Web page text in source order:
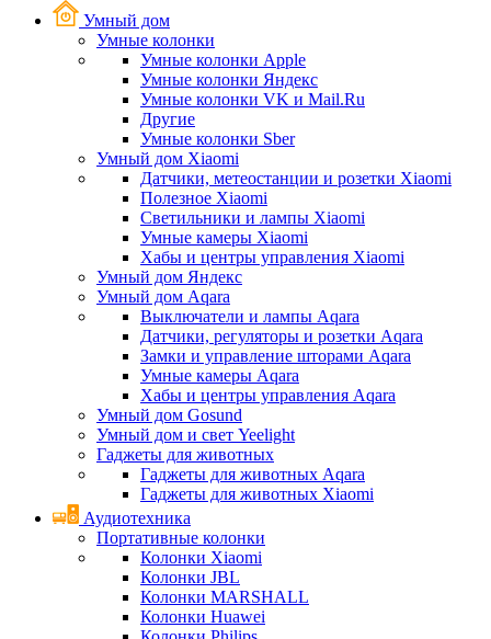
Умный дом
Умные колонки
Умные колонки Apple
Умные колонки Яндекс
Умные колонки VK и Mail.Ru
Другие
Умные колонки Sber
Умный дом Xiaomi
Датчики, метеостанции и розетки Xiaomi
Полезное Xiaomi
Светильники и лампы Xiaomi
Умные камеры Xiaomi
Хабы и центры управления Xiaomi
Умный дом Яндекс
Умный дом Aqara
Выключатели и лампы Aqara
Датчики, регуляторы и розетки Aqara
Замки и управление шторами Aqara
Умные камеры Aqara
Хабы и центры управления Aqara
Умный дом Gosund
Умный дом и свет Yeelight
Гаджеты для животных
Гаджеты для животных Aqara
Гаджеты для животных Xiaomi
Аудиотехника
Портативные колонки
Колонки Xiaomi
Колонки JBL
Колонки MARSHALL
Колонки Huawei